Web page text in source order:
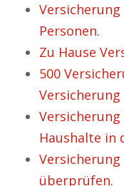
Personen.
Zu Hause
500
Haushalte in
überprüfen.